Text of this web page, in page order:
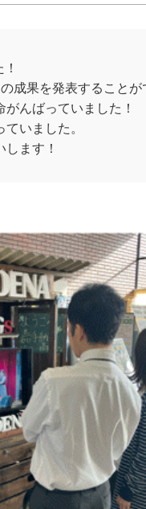
成果を発表することが
んばっていました！
いました。
ます！